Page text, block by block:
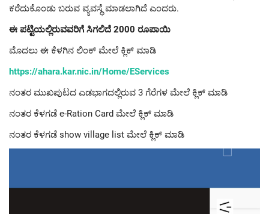
ಕರೆದುಕೊಂಡು ಬರುವ ವ್ಯವಸ್ಥೆ ಮಾಡಲಾಗಿದೆ ಎಂದರು.
ಈ ಪಟ್ಟಿಯಲ್ಲಿರುವವರಿಗೆ ಸಿಗಲಿದೆ 2000 ರೂಪಾಯಿ
ಮೊದಲು ಈ ಕೆಳಗಿನ ಲಿಂಕ್ ಮೇಲೆ ಕ್ಲಿಕ್ ಮಾಡಿ
https://ahara.kar.nic.in/Home/EServices
ನಂತರ ಮುಖಪುಟದ ಎಡಭಾಗದಲ್ಲಿರುವ 3 ಗೆರೆಗಳ ಮೇಲೆ ಕ್ಲಿಕ್ ಮಾಡಿ
ನಂತರ ಕೆಳಗಡೆ e-Ration Card ಮೇಲೆ ಕ್ಲಿಕ್ ಮಾಡಿ
ನಂತರ ಕೆಳಗಡೆ show village list ಮೇಲೆ ಕ್ಲಿಕ್ ಮಾಡಿ